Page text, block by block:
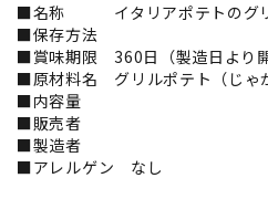
■名称 イタリアポテトのグリ
■保存方法
■賞味期限 360日（製造日より開
■原材料名 グリルポテト（じゃ
■内容量
■販売者
■製造者
■アレルゲン なし